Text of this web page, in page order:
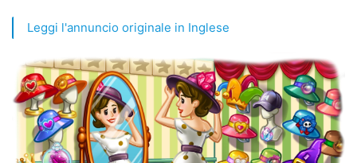
Leggi l'annuncio originale in Inglese